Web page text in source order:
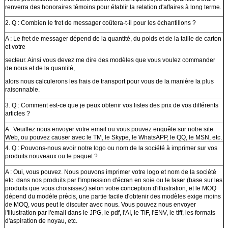
renverra des honoraires témoins pour établir la relation d'affaires à long terme.
2. Q : Combien le fret de messager coûtera-t-il pour les échantillons ?
A : Le fret de messager dépend de la quantité, du poids et de la taille de carton
et votre
secteur. Ainsi vous devez me dire des modèles que vous voulez commander
de nous et de la quantité,
alors nous calculerons les frais de transport pour vous de la manière la plus
raisonnable.
3. Q : Comment est-ce que je peux obtenir vos listes des prix de vos différents
articles ?
A : Veuillez nous envoyer votre email ou vous pouvez enquête sur notre site
Web, ou pouvez causer avec le TM, le Skype, le WhatsAPP, le QQ, le MSN, etc.
4. Q : Pouvons-nous avoir notre logo ou nom de la société à imprimer sur vos
produits nouveaux ou le paquet ?
A : Oui, vous pouvez. Nous pouvons imprimer votre logo et nom de la société
etc. dans nos produits par l'impression d'écran en soie ou le laser (base sur les
produits que vous choisissez) selon votre conception d'illustration, et le MOQ
dépend du modèle précis, une partie facile d'obtenir des modèles exige moins
de MOQ, vous peut le discuter avec nous. Vous pouvez nous envoyer
l'illustration par l'email dans le JPG, le pdf, l'AI, le TIF, l'ENV, le tiff, les formats
d'aspiration de noyau, etc.